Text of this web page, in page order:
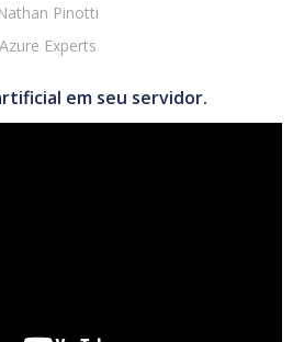
Pinotti
Azure Experts
em seu servidor.